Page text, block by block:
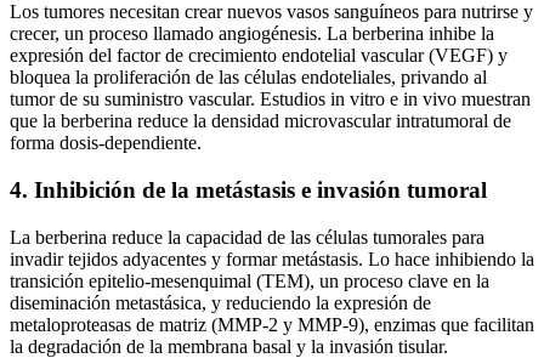
Los tumores necesitan crear nuevos vasos sanguíneos para nutrirse y
crecer, un proceso llamado angiogénesis. La berberina inhibe la
expresión del factor de crecimiento endotelial vascular (VEGF) y
bloquea la proliferación de las células endoteliales, privando al
tumor de su suministro vascular. Estudios in vitro e in vivo muestran
que la berberina reduce la densidad microvascular intratumoral de
forma dosis-dependiente.
4. Inhibición de la metástasis e invasión tumoral
La berberina reduce la capacidad de las células tumorales para
invadir tejidos adyacentes y formar metástasis. Lo hace inhibiendo la
transición epitelio-mesenquimal (TEM), un proceso clave en la
diseminación metastásica, y reduciendo la expresión de
metaloproteasas de matriz (MMP-2 y MMP-9), enzimas que facilitan
la degradación de la membrana basal y la invasión tisular.